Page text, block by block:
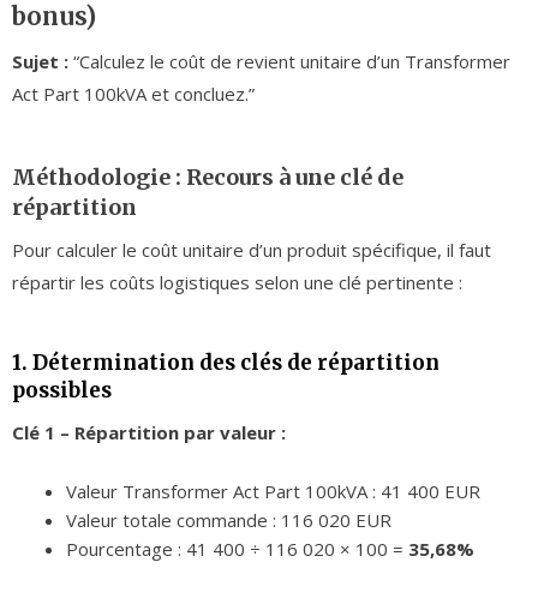
bonus)
Sujet : “Calculez le coût de revient unitaire d’un Transformer
Act Part 100kVA et concluez.”
Méthodologie : Recours à une clé de
répartition
Pour calculer le coût unitaire d’un produit spécifique, il faut
répartir les coûts logistiques selon une clé pertinente :
1. Détermination des clés de répartition
possibles
Clé 1 – Répartition par valeur :
Valeur Transformer Act Part 100kVA : 41 400 EUR
Valeur totale commande : 116 020 EUR
Pourcentage : 41 400 ÷ 116 020 × 100 = 35,68%